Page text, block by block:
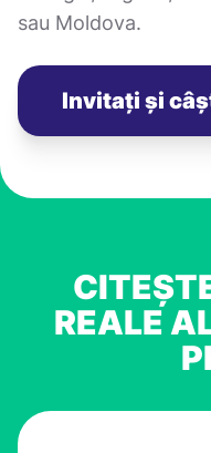
sau Moldova.
Invitați și
REALE